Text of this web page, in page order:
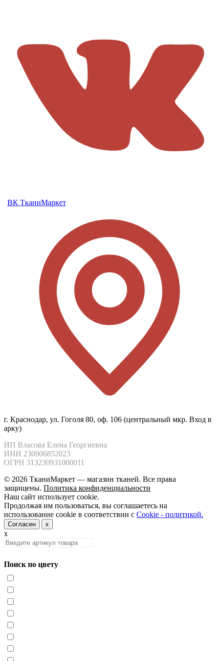
ВК ТканиМаркет
г. Краснодар, ул. Гоголя 80, оф. 106 (центральный мкр. Вход в
арку)
ИП Власова Елена Георгиевна
ИНН 230906852023
ОГРН 313230931000011
© 2026 ТканиМаркет — магазин тканей. Все права
защищены. Политика конфиденциальности
Наш сайт использует cookie.
Продолжая им пользоваться, вы соглашаетесь на
использование cookie в соответствии с Cookie - политикой.
Согласен x
x
Поиск по цвету